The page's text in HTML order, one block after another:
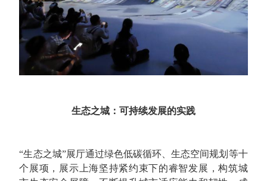
生态之城：可持续发展的实践
“生态之城”展厅通过绿色低碳循环、生态空间规划等十
个展项，展示上海坚持紧约束下的睿智发展，构筑城